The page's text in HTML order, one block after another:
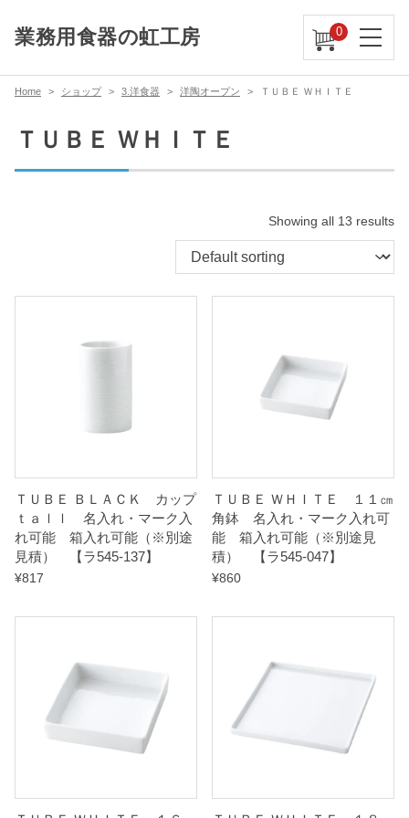
業務用食器の虹工房 0
Home ショップ 3.洋食器 洋陶オープン ＴＵＢＥ ＷＨＩＴＥ
ＴＵＢＥ ＷＨＩＴＥ
Showing all 13 results
ＴＵＢＥ ＢＬＡＣＫ カップ
ｔａｌｌ 名入れ・マーク入
れ可能 箱入れ可能（※別途
見積） 【ラ545-137】
¥817
ＴＵＢＥ ＷＨＩＴＥ １１㎝
角鉢 名入れ・マーク入れ可
能 箱入れ可能（※別途見
積） 【ラ545-047】
¥860